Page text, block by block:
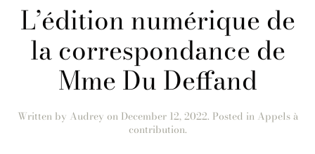
L’édition numérique de
la correspondance de
Mme Du Deffand
Written by Audrey on December 12, 2022. Posted in Appels à
contribution.